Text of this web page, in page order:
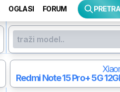
OGLASI FORUM
Redmi Note 15 Pro+ 5G